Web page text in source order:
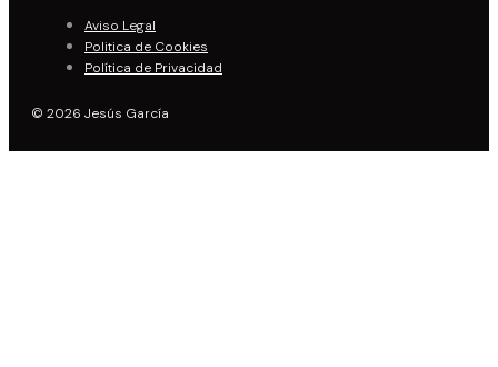
Aviso Legal
Politica de Cookies
Política de Privacidad
© 2026 Jesús García